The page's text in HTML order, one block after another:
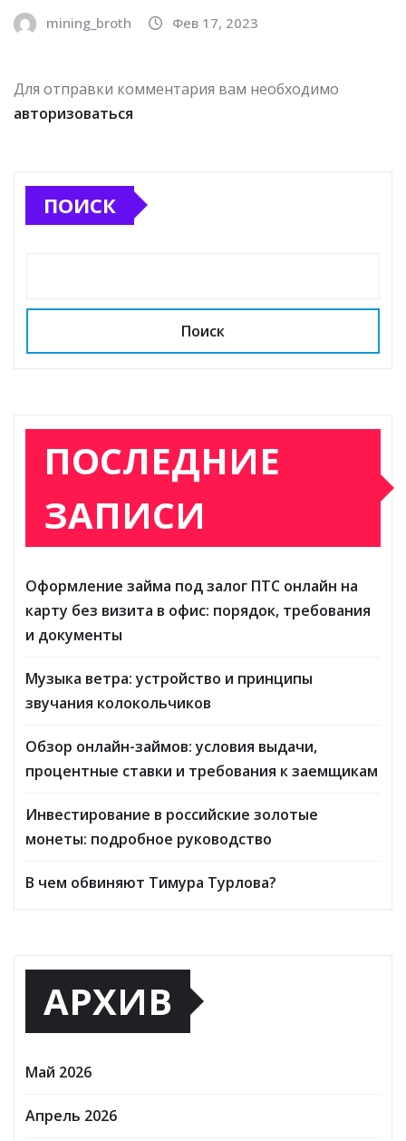
mining_broth Фев 17, 2023
Для отправки комментария вам необходимо
авторизоваться
ПОИСК
Поиск
ПОСЛЕДНИЕ
ЗАПИСИ
Оформление займа под залог ПТС онлайн на
карту без визита в офис: порядок, требования
и документы
Музыка ветра: устройство и принципы
звучания колокольчиков
Обзор онлайн-займов: условия выдачи,
процентные ставки и требования к заемщикам
Инвестирование в российские золотые
монеты: подробное руководство
В чем обвиняют Тимура Турлова?
АРХИВ
Май 2026
Апрель 2026